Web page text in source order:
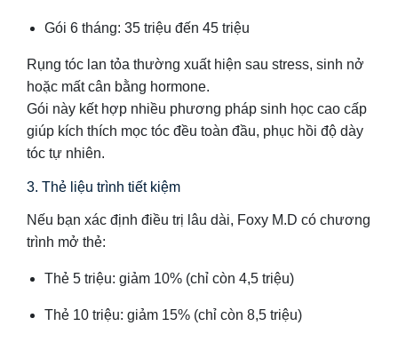
Gói 6 tháng: 35 triệu đến 45 triệu
Rụng tóc lan tỏa thường xuất hiện sau stress, sinh nở
hoặc mất cân bằng hormone.
Gói này kết hợp nhiều phương pháp sinh học cao cấp
giúp kích thích mọc tóc đều toàn đầu, phục hồi độ dày
tóc tự nhiên.
3. Thẻ liệu trình tiết kiệm
Nếu bạn xác định điều trị lâu dài, Foxy M.D có chương
trình mở thẻ:
Thẻ 5 triệu: giảm 10% (chỉ còn 4,5 triệu)
Thẻ 10 triệu: giảm 15% (chỉ còn 8,5 triệu)